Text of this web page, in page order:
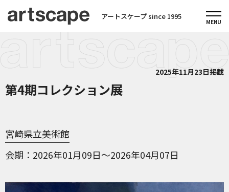
アートスケープ since 1995
2025年11月23日掲載
第4期コレクション展
宮崎県立美術館
会期
2026年01月09日～2026年04月07日